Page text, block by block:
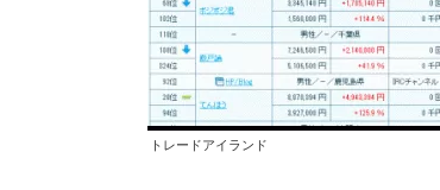
トレードアイランド